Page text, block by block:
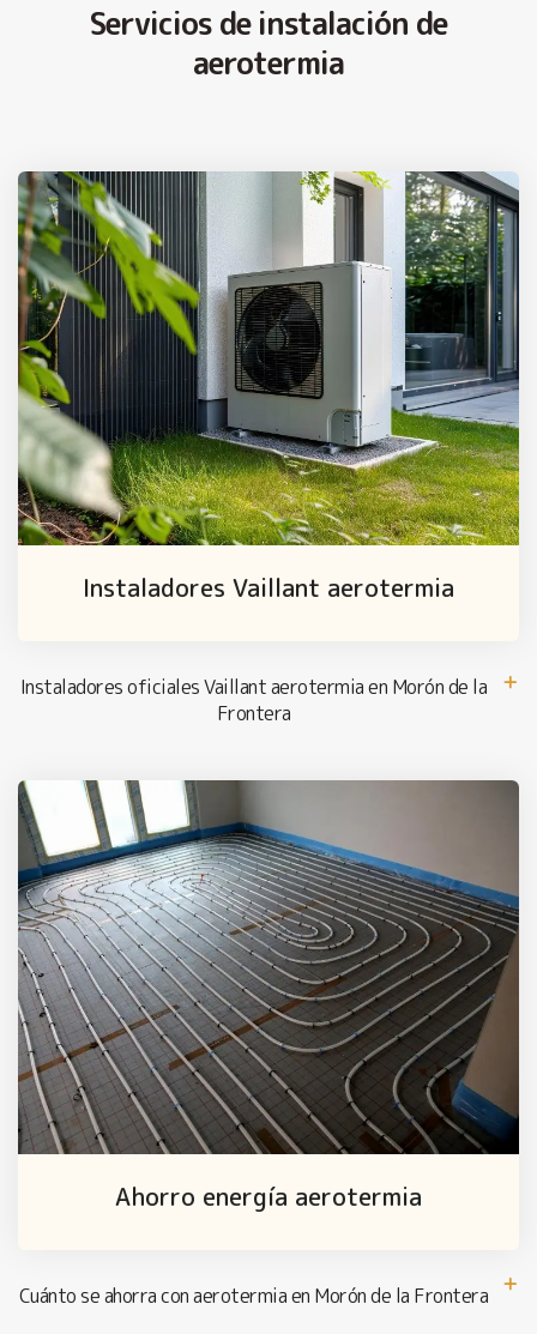
Servicios de instalación de
aerotermia
Instaladores Vaillant aerotermia
Instaladores oficiales Vaillant aerotermia en Morón de la
Frontera
Ahorro energía aerotermia
Cuánto se ahorra con aerotermia en Morón de la Frontera